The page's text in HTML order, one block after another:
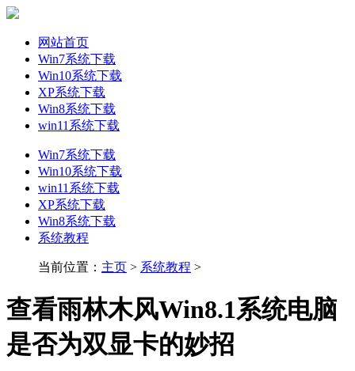
网站首页
Win7系统下载
Win10系统下载
XP系统下载
Win8系统下载
win11系统下载
Win7系统下载
Win10系统下载
win11系统下载
XP系统下载
Win8系统下载
系统教程
当前位置： 主页 > 系统教程 >
查看雨林木风Win8.1系统电脑
是否为双显卡的妙招